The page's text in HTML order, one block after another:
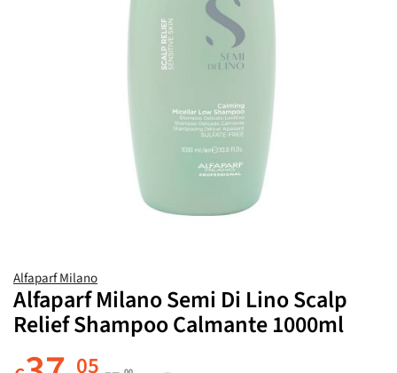
Alfaparf Milano
Alfaparf Milano Semi Di Lino Scalp
Relief Shampoo Calmante 1000ml
05